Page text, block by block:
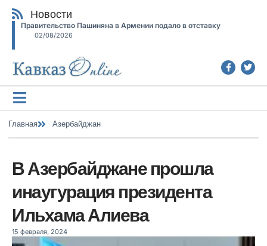
Новости
Правительство Пашиняна в Армении подало в отставку
02/08/2026
Главная Азербайджан
В Азербайджане прошла
инаугурация президента
Ильхама Алиева
15 февраля, 2024